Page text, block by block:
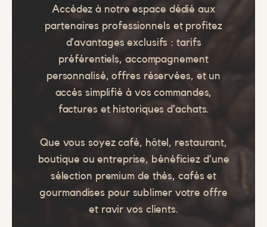
Accédez à notre espace dédié aux
partenaires professionnels et profitez
d’avantages exclusifs : tarifs
préférentiels, accompagnement
personnalisé, offres réservées, et un
accès simplifié à vos commandes,
factures et historiques d’achats.
Que vous soyez café, hôtel, restaurant,
boutique ou entreprise, bénéficiez d’une
sélection premium de thés, cafés et
gourmandises pour sublimer votre offre
et ravir vos clients.